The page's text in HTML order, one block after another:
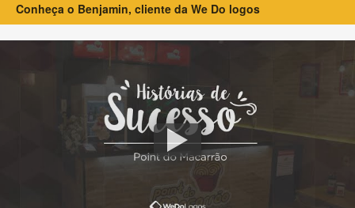
Conheça o Benjamin, cliente da We Do logos